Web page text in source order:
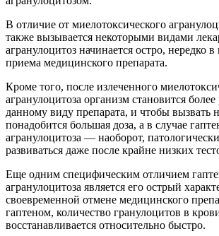
В отличие от миелотоксического
также вызывается некоторыми видами
агранулоцитоз начинается остро, нередко
приема медицинского препарата.
Кроме того, после излеченного
агранулоцитоза организм становится
данному виду препарата, и чтобы вызвать
понадобится большая доза, а в случае
агранулоцитоза — наоборот,
развиваться даже после крайне низких
Еще одним специфическим отличием
агранулоцитоза является его острый
своевременной отмене медицинского
гаптеном, количество гранулоцитов в
восстанавливается относительно быстро.